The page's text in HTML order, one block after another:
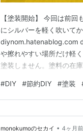
【塗装開始】 今回は前
にシルバーを軽く吹いて
diynom.hatenablog.com
や擦れやすい場所だけ軽
塗装しません。塗料の在
の塗装後 １回目なので、
に…
#DIY #節約DIY #塗装
monokumoのセカイ • 4ヶ月前